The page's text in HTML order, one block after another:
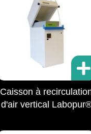
Caisson à
d'air vertical